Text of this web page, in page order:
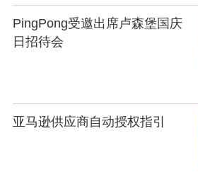
PingPong受邀出席卢森堡国庆
日招待会
亚马逊供应商自动授权指引